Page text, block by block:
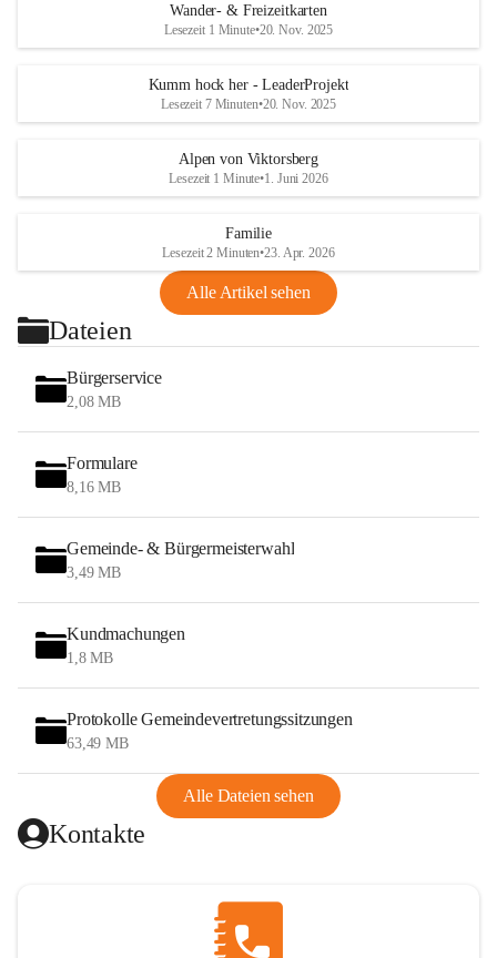
Wander- & Freizeitkarten
Lesezeit 1 Minute•20. Nov. 2025
Kumm hock her - LeaderProjekt
Lesezeit 7 Minuten•20. Nov. 2025
Alpen von Viktorsberg
Lesezeit 1 Minute•1. Juni 2026
Familie
Lesezeit 2 Minuten•23. Apr. 2026
Alle Artikel sehen
Dateien
Bürgerservice
2,08 MB
Formulare
8,16 MB
Gemeinde- & Bürgermeisterwahl
3,49 MB
Kundmachungen
1,8 MB
Protokolle Gemeindevertretungssitzungen
63,49 MB
Alle Dateien sehen
Kontakte